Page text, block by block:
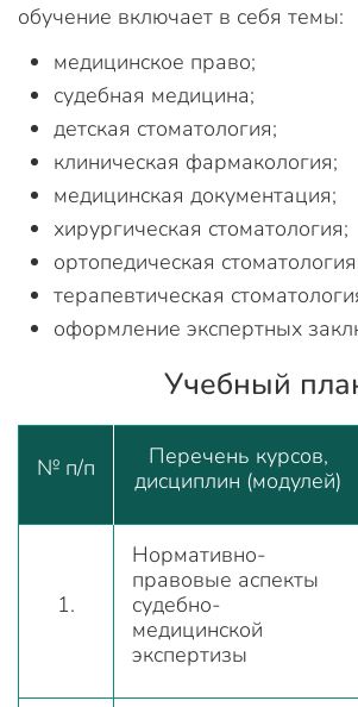
обучение включает в себя темы:
медицинское право;
судебная медицина;
детская стоматология;
клиническая фармакология;
медицинская документация;
хирургическая стоматология;
ортопедическая
терапевтическая
оформление экспертных
Учебный
№ п/п
Перечень курсов,
дисциплин (модулей)
1.
Нормативно-
правовые аспекты
судебно-
медицинской
экспертизы